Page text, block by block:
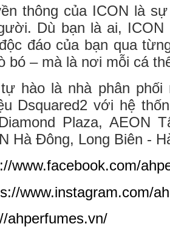
thông của ICON là
Dù bạn là ai, ICON
đáo của bạn qua
bó – mà là nơi mỗi cá
tự hào là nhà phân phối
Dsquared2 với hệ
Plaza, AEON
Hà Đông, Long Biên -
www.facebook.com/
www.instagram.com/
ahperfumes.vn/